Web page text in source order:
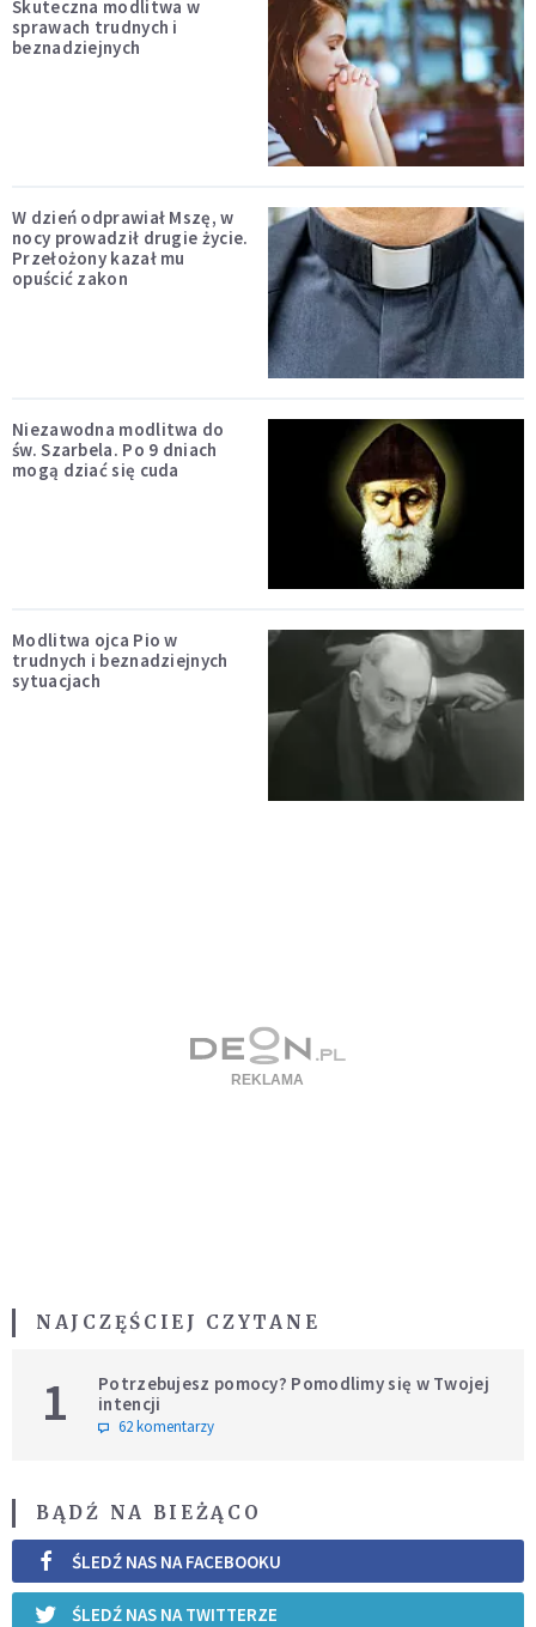
Skuteczna modlitwa w
sprawach trudnych i
beznadziejnych
W dzień odprawiał Mszę, w
nocy prowadził drugie życie.
Przełożony kazał mu
opuścić zakon
Niezawodna modlitwa do
św. Szarbela. Po 9 dniach
mogą dziać się cuda
Modlitwa ojca Pio w
trudnych i beznadziejnych
sytuacjach
NAJCZĘŚCIEJ CZYTANE
1
Potrzebujesz pomocy? Pomodlimy się w Twojej
intencji
62 komentarzy
BĄDŹ NA BIEŻĄCO
ŚLEDŹ NAS NA FACEBOOKU
ŚLEDŹ NAS NA TWITTERZE